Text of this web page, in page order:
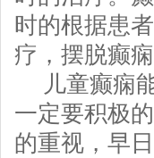
时的根据患
疗，摆脱癫
儿童癫痫
一定要积极
的重视，早